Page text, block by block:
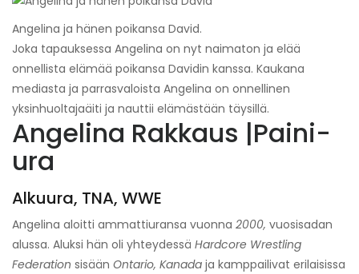
Angelina ja hänen poikansa David.
Joka tapauksessa Angelina on nyt naimaton ja elää
onnellista elämää poikansa Davidin kanssa. Kaukana
mediasta ja parrasvaloista Angelina on onnellinen
yksinhuoltajaäiti ja nauttii elämästään täysillä.
Angelina Rakkaus |Paini-
ura
Alkuura, TNA, WWE
Angelina aloitti ammattiuransa vuonna 2000, vuosisadan
alussa. Aluksi hän oli yhteydessä Hardcore Wrestling
Federation sisään Ontario, Kanada ja kamppailivat erilaisissa